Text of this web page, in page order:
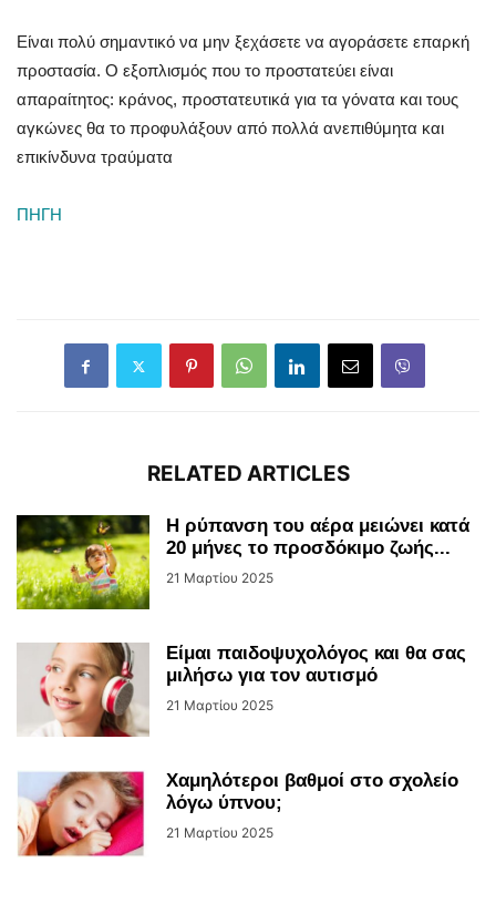
Είναι πολύ σημαντικό να μην ξεχάσετε να αγοράσετε επαρκή
προστασία. Ο εξοπλισμός που το προστατεύει είναι
απαραίτητος: κράνος, προστατευτικά για τα γόνατα και τους
αγκώνες θα το προφυλάξουν από πολλά ανεπιθύμητα και
επικίνδυνα τραύματα
ΠΗΓΗ
RELATED ARTICLES
Η ρύπανση του αέρα μειώνει κατά
20 μήνες το προσδόκιμο ζωής...
21 Μαρτίου 2025
Είμαι παιδοψυχολόγος και θα σας
μιλήσω για τον αυτισμό
21 Μαρτίου 2025
Χαμηλότεροι βαθμοί στο σχολείο
λόγω ύπνου;
21 Μαρτίου 2025